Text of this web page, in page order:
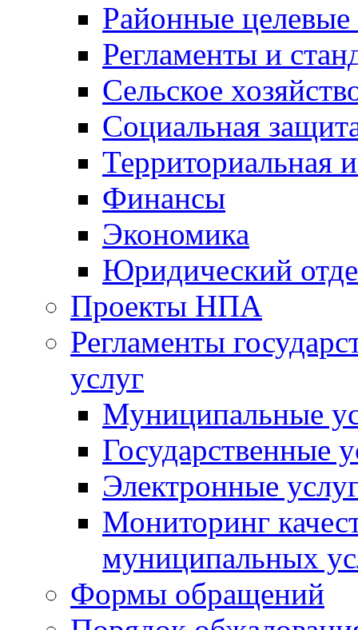
Районные
Регламенты и
Сельское
Социальная
Территориальная
Финансы
Экономика
Юридический
Проекты НПА
Регламенты
услуг
Муниципальные
Государственные
Электронные
Мониторинг
муниципальных
Формы обращений